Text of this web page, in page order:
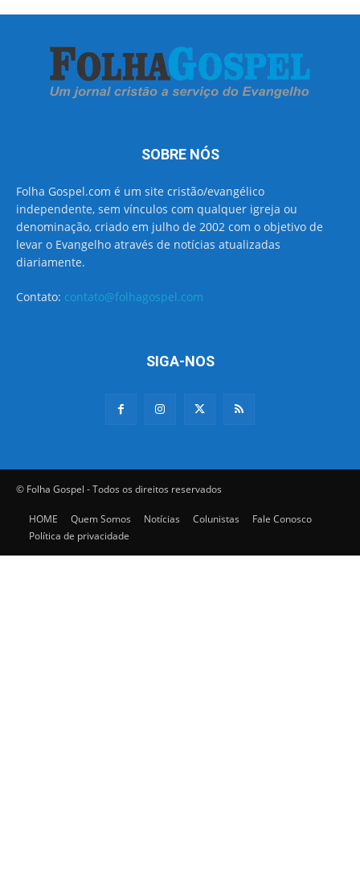
SOBRE NÓS
Folha Gospel.com é um site cristão/evangélico
independente, sem vínculos com qualquer igreja ou
denominação, criado em julho de 2002 com o objetivo de
levar o Evangelho através de notícias atualizadas
diariamente.
Contato: contato@folhagospel.com
SIGA-NOS
© Folha Gospel - Todos os direitos reservados
HOME Quem Somos Notícias Colunistas
Fale Conosco
Política de privacidade